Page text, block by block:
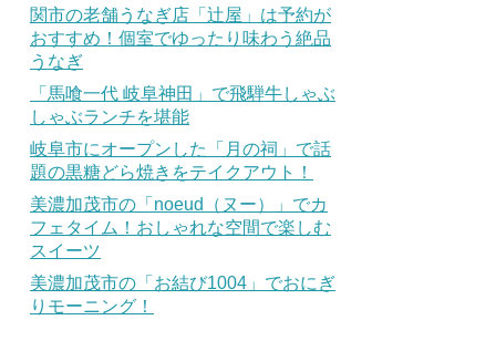
関市の老舗うなぎ店「辻屋」は予約が
おすすめ！個室でゆったり味わう絶品
うなぎ
「馬喰一代 岐阜神田」で飛騨牛しゃぶ
しゃぶランチを堪能
岐阜市にオープンした「月の祠」で話
題の黒糖どら焼きをテイクアウト！
美濃加茂市の「noeud（ヌー）」でカ
フェタイム！おしゃれな空間で楽しむ
スイーツ
美濃加茂市の「お結び1004」でおにぎ
りモーニング！